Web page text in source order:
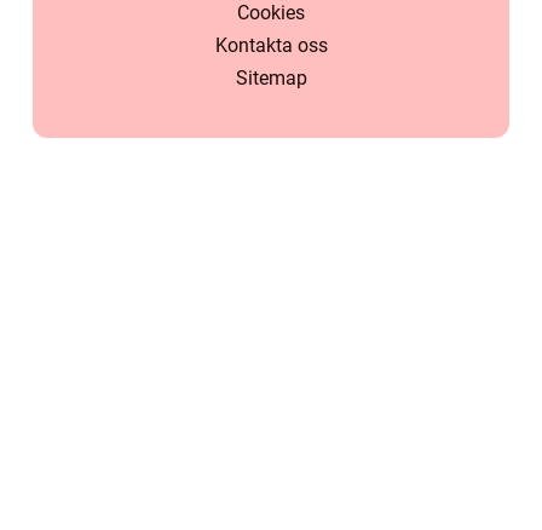
Cookies
Kontakta oss
Sitemap